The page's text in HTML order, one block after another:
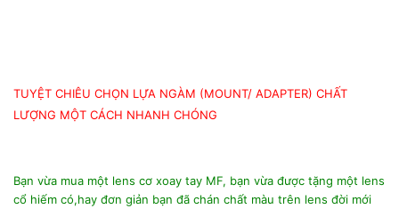
TUYỆT CHIÊU CHỌN LỰA NGÀM (MOUNT/ ADAPTER) CHẤT
LƯỢNG MỘT CÁCH NHANH CHÓNG
Bạn vừa mua một lens cơ xoay tay MF, bạn vừa được tặng một lens
cổ hiếm có,hay đơn giản bạn đã chán chất màu trên lens đời mới